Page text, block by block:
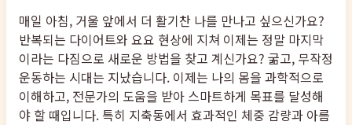
매일 아침, 거울 앞에서 더 활기찬 나를 만나고 싶으신가요?
반복되는 다이어트와 요요 현상에 지쳐 이제는 정말 마지막
이라는 다짐으로 새로운 방법을 찾고 계신가요? 굶고, 무작정
운동하는 시대는 지났습니다. 이제는 나의 몸을 과학적으로
이해하고, 전문가의 도움을 받아 스마트하게 목표를 달성해
야 할 때입니다. 특히 지축동에서 효과적인 체중 감량과 아름